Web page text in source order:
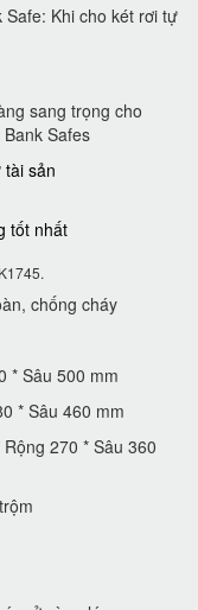
Safe: Khi cho két rơi tự
sang trọng cho
Safes
chống cháy
* Sâu 500 mm
* Sâu 460 mm
270 * Sâu 360